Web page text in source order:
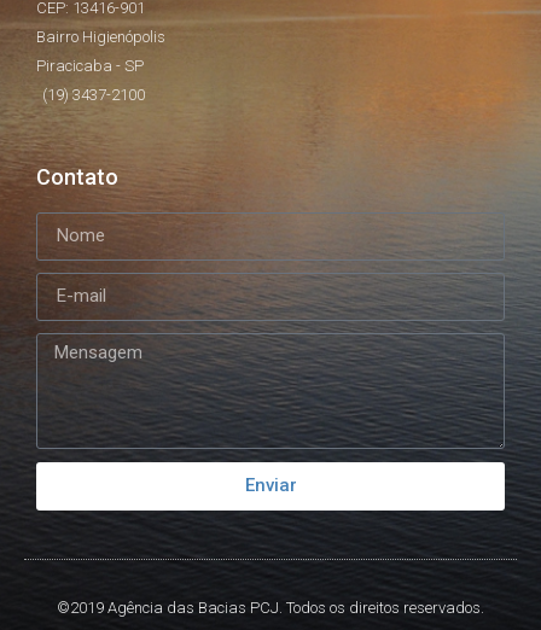
CEP: 13416-901
Bairro Higienópolis
Piracicaba - SP
(19) 3437-2100
Contato
Enviar
©2019 Agência das Bacias PCJ. Todos os direitos reservados.